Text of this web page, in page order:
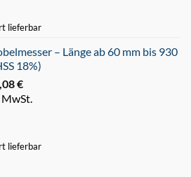
lieferbar
– Länge ab 60 mm bis 930
18%)
€
5,09 €
lieferbar